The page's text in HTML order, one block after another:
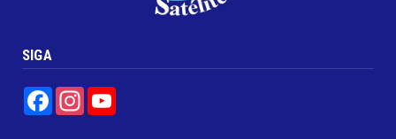
SIGA
FacebookInstagram